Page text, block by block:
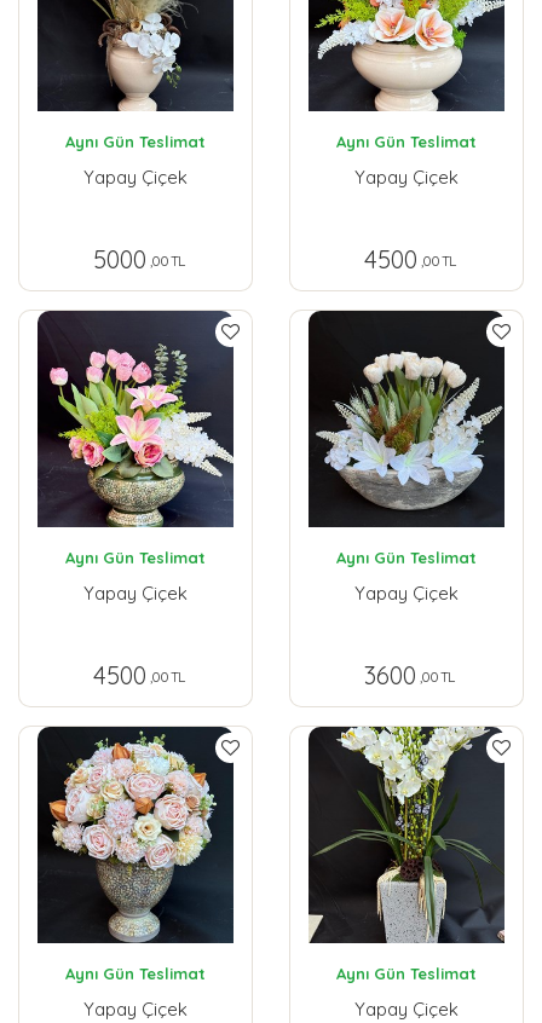
Aynı Gün Teslimat
Yapay Çiçek
5000 ,00 TL
Aynı Gün Teslimat
Yapay Çiçek
4500 ,00 TL
Aynı Gün Teslimat
Yapay Çiçek
4500 ,00 TL
Aynı Gün Teslimat
Yapay Çiçek
3600 ,00 TL
Aynı Gün Teslimat
Yapay Çiçek
Aynı Gün Teslimat
Yapay Çiçek